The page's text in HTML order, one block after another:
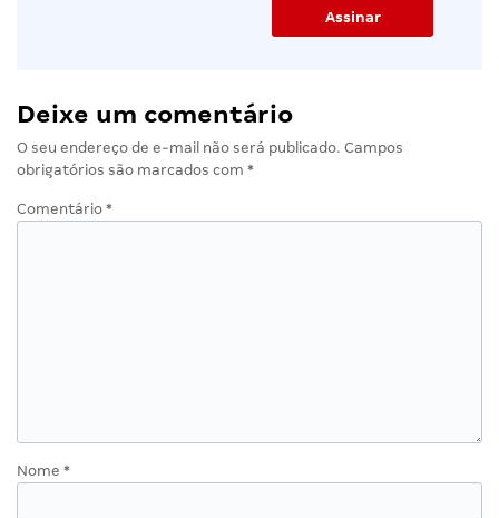
Deixe um comentário
O seu endereço de e-mail não será publicado. Campos
obrigatórios são marcados com *
Comentário *
Nome *